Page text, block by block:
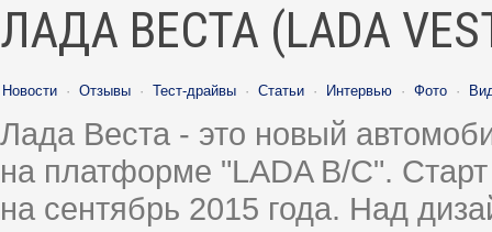
ЛАДА ВЕСТА (LADA
Новости · Отзывы · Тест-драйвы · Статьи · Интервью · Фото ·
Лада Веста - это новый
на платформе "LADA B/C".
на сентябрь 2015 года. Над